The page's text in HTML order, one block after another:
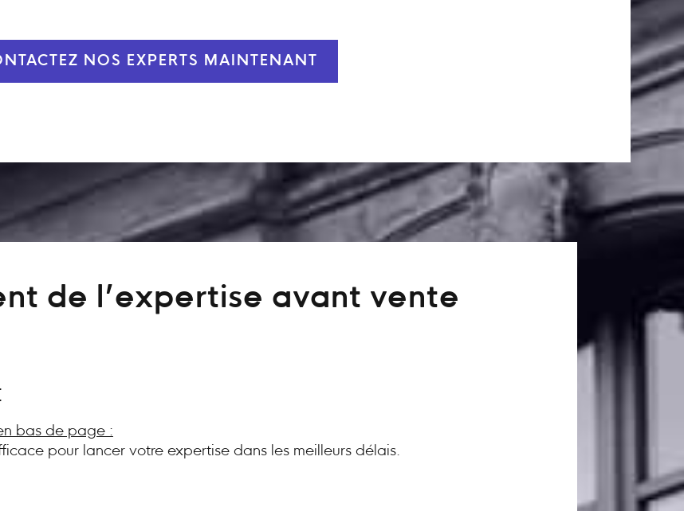
NOS EXPERTS MAINTENANT
de l’expertise avant vente
bas de page :
pour lancer votre expertise dans les meilleurs délais.